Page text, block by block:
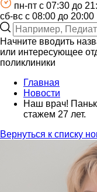
пн-пт c 07:30 до
сб-вс с 08:00 до 20:00
Начните вводить
или интересующее
поликлиники
Главная
Новости
Наш врач!
стажем 27 лет.
Вернуться к списку